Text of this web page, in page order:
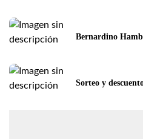
Bernardino
Sorteo y